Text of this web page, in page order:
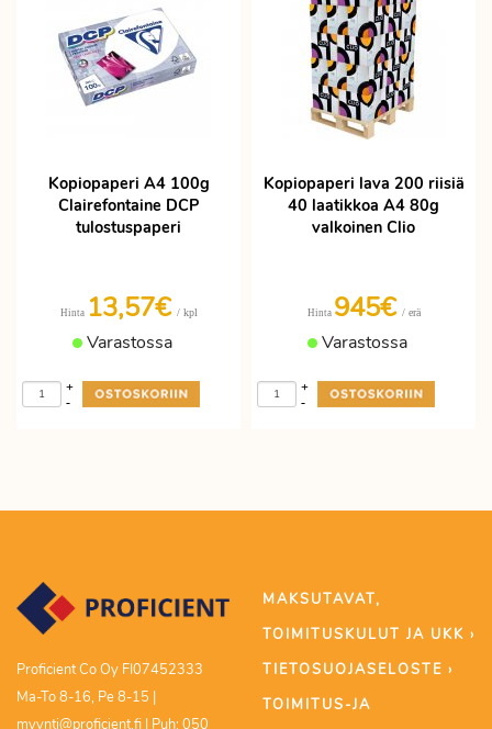
Kopiopaperi A4 100g
Clairefontaine DCP
tulostuspaperi
Hinta 13,57€ / kpl
Varastossa
-
+
Kopiopaperi lava 200 riisiä
40 laatikkoa A4 80g
valkoinen Clio
Hinta 945€ / erä
Varastossa
-
+
Proficient Co Oy FI07452333
Ma-To 8-16, Pe 8-15 |
myynti@proficient.fi | Puh: 050
MAKSUTAVAT,
TOIMITUSKULUT JA UKK ›
TIETOSUOJASELOSTE ›
TOIMITUS-JA